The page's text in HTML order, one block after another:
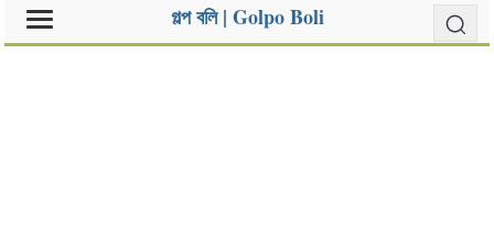
গল্প বলি | Golpo Boli